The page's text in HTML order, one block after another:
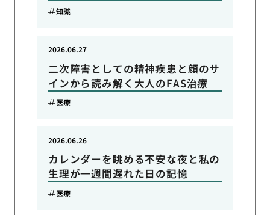
知識
二次障害としての精神疾患と顔のサ
インから読み解く大人のFAS治療
2026.06.27
医療
カレンダーを眺める不安な夜と私の
生理が一週間遅れた日の記憶
2026.06.26
医療